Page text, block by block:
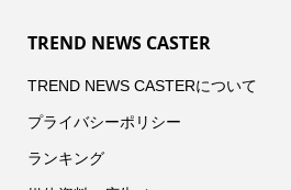
TREND NEWS CASTER
TREND NEWS CASTERについて
プライバシーポリシー
ランキング